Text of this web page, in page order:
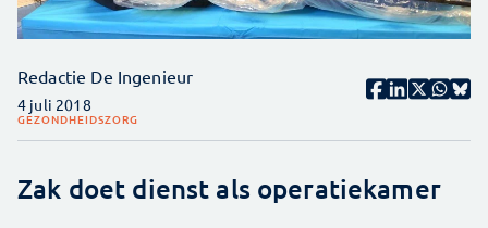
Redactie De Ingenieur
4 juli 2018
GEZONDHEIDSZORG
Zak doet dienst als operatiekamer